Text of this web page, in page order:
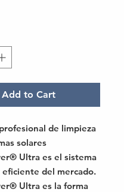
Add to Cart
de limpieza
solares
Ultra es el sistema
eficiente del mercado.
Ultra es la forma